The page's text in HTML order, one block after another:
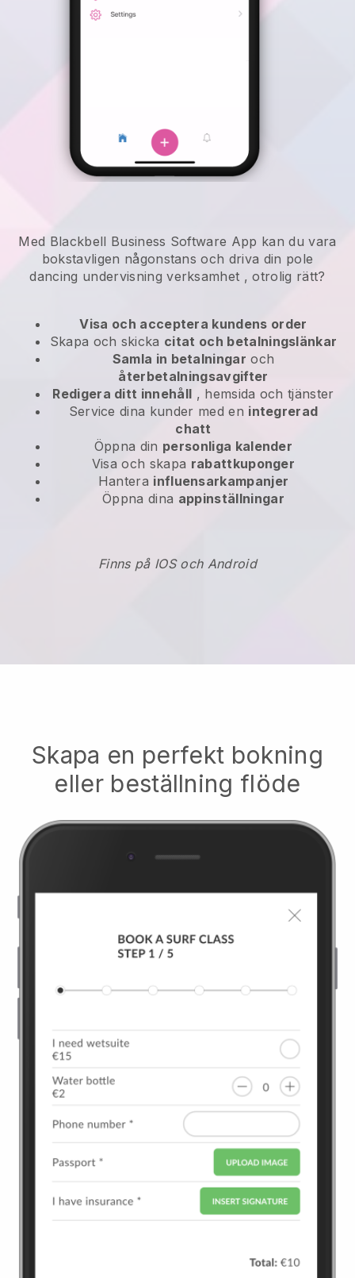
Med Blackbell Business Software App kan du vara
bokstavligen någonstans och driva din pole
dancing undervisning verksamhet , otrolig rätt?
Visa och acceptera kundens order
Skapa och skicka citat och betalningslänkar
Samla in betalningar och
återbetalningsavgifter
Redigera ditt innehåll , hemsida och tjänster
Service dina kunder med en integrerad
chatt
Öppna din personliga kalender
Visa och skapa rabattkuponger
Hantera influensarkampanjer
Öppna dina appinställningar
Finns på IOS och Android
Skapa en perfekt bokning
eller beställning flöde